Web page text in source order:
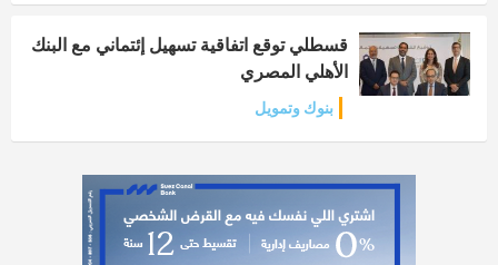
قسطلي توقع اتفاقية تسهيل إئتماني مع البنك
الأهلي المصري
بنوك وتمويل